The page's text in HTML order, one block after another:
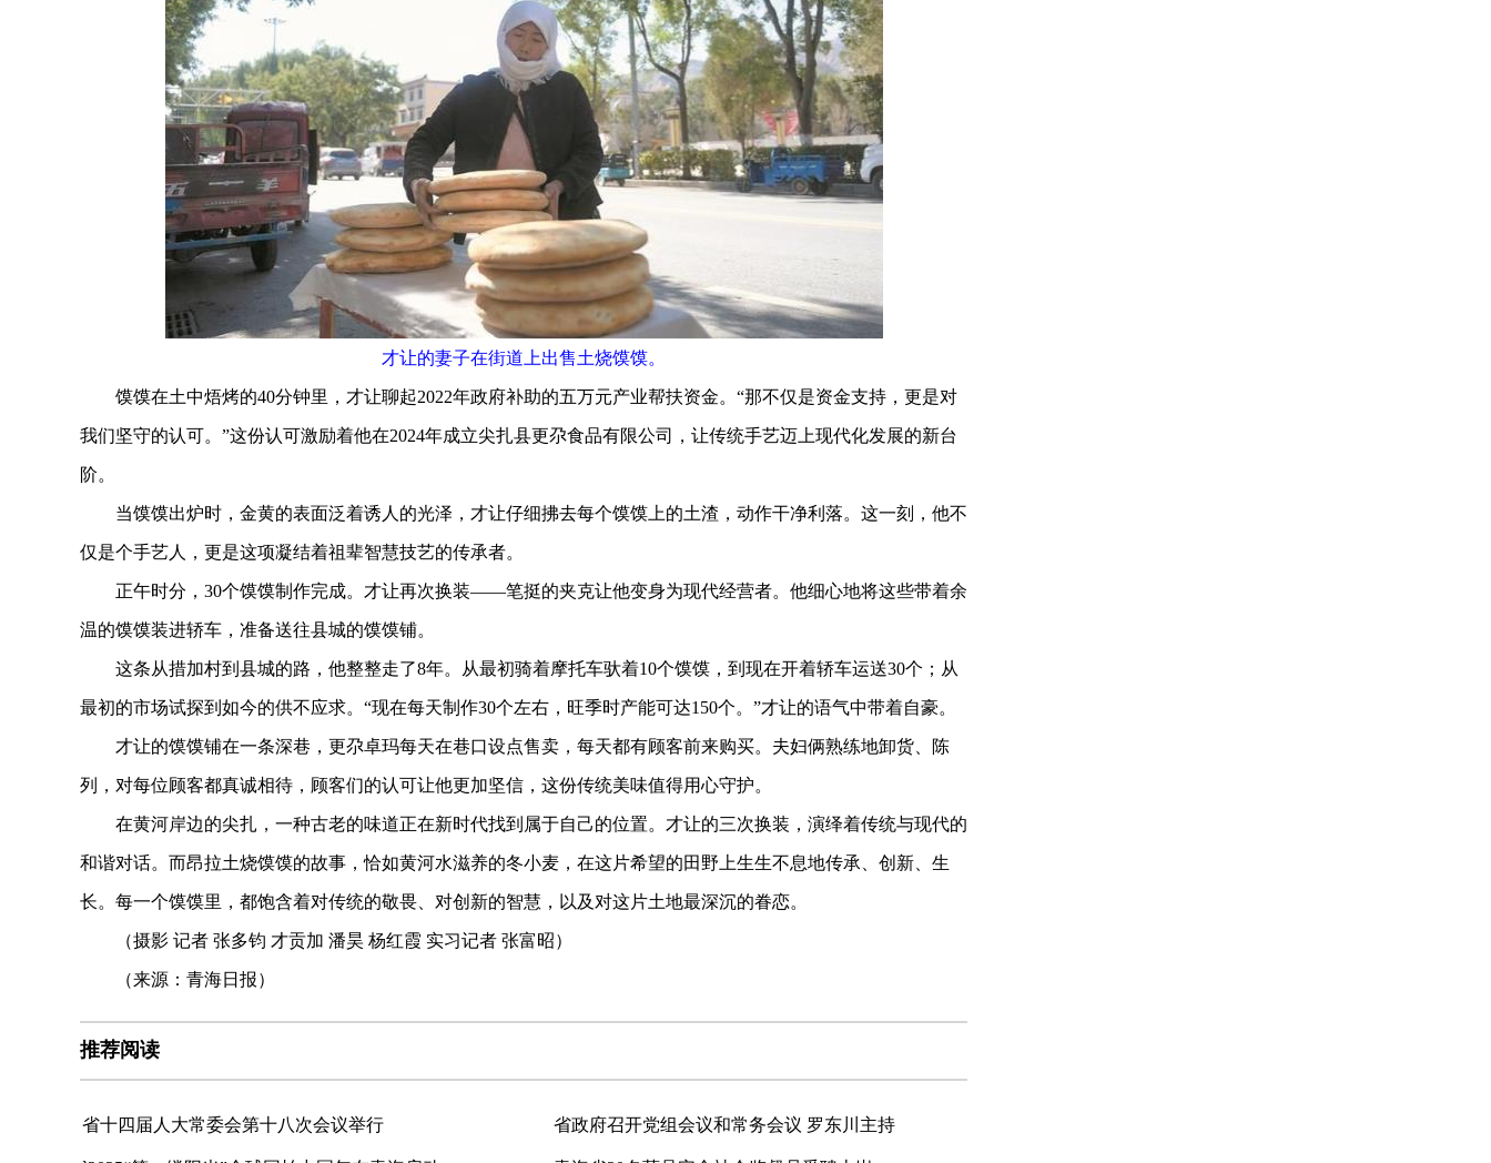
才让的妻子在街道上出售土烧馍馍。
馍馍在土中焐烤的40分钟里，才让聊起2022年政府补助的五万元产业帮扶资金。“那不仅是资金支持，更是对
我们坚守的认可。”这份认可激励着他在2024年成立尖扎县更尕食品有限公司，让传统手艺迈上现代化发展的新台
阶。
当馍馍出炉时，金黄的表面泛着诱人的光泽，才让仔细拂去每个馍馍上的土渣，动作干净利落。这一刻，他不
仅是个手艺人，更是这项凝结着祖辈智慧技艺的传承者。
正午时分，30个馍馍制作完成。才让再次换装——笔挺的夹克让他变身为现代经营者。他细心地将这些带着余
温的馍馍装进轿车，准备送往县城的馍馍铺。
这条从措加村到县城的路，他整整走了8年。从最初骑着摩托车驮着10个馍馍，到现在开着轿车运送30个；从
最初的市场试探到如今的供不应求。“现在每天制作30个左右，旺季时产能可达150个。”才让的语气中带着自豪。
才让的馍馍铺在一条深巷，更尕卓玛每天在巷口设点售卖，每天都有顾客前来购买。夫妇俩熟练地卸货、陈
列，对每位顾客都真诚相待，顾客们的认可让他更加坚信，这份传统美味值得用心守护。
在黄河岸边的尖扎，一种古老的味道正在新时代找到属于自己的位置。才让的三次换装，演绎着传统与现代的
和谐对话。而昂拉土烧馍馍的故事，恰如黄河水滋养的冬小麦，在这片希望的田野上生生不息地传承、创新、生
长。每一个馍馍里，都饱含着对传统的敬畏、对创新的智慧，以及对这片土地最深沉的眷恋。
（摄影 记者 张多钧 才贡加 潘昊 杨红霞 实习记者 张富昭）
（来源：青海日报）
推荐阅读
省十四届人大常委会第十八次会议举行 省政府召开党组会议和常务会议 罗东川主持